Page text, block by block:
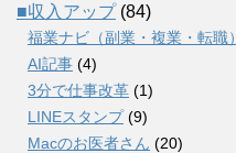
■収入アップ(84)
福業ナビ（副業・複業・転職）
AI記事 (4)
3分で仕事改革 (1)
LINEスタンプ(9)
Macのお医者さん (20)